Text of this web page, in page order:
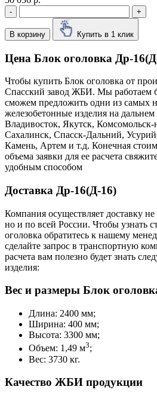
- +
В корзину Купить в 1 клик
Цена Блок оголовка Др-
Чтобы купить Блок оголовка от
Cпасский завод ЖБИ. Мы работаем
сможем предложить одни из самых
железобетонные изделия на
Владивосток, Якутск,
Сахалинск, Спасск-Дальний,
Камень, Артем и т.д. Конечная
объема заявки для ее расчета
удобным способом
Доставка Др-16(Д-16)
Компания осуществляет доставку
но и по всей России. Чтобы узнать
оголовка обратитесь к нашему
сделайте запрос в транспортную
расчета вам полезно будет знать
изделия:
Вес и размеры Блок
Длина: 2400 мм;
Ширина: 400 мм;
Высота: 3300 мм;
Объем: 1,49 м3;
Вес: 3730 кг.
Качество ЖБИ продукции